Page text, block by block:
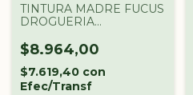
TINTURA MADRE FUCUS
DROGUERIA
$8.964,00
$7.619,40 con
Efec/Transf